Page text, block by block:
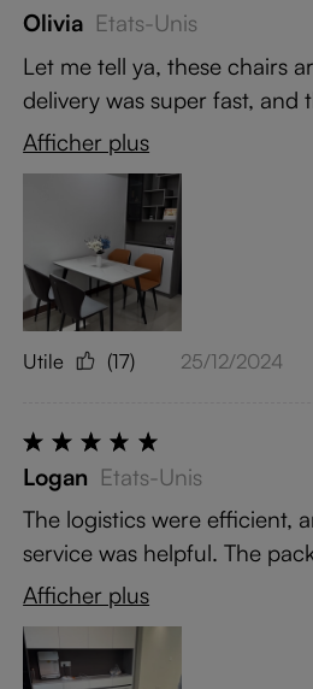
Olivia Etats-Unis
Let me tell ya, these chairs
delivery was super fast, and
Afficher plus
Utile (17) 25/12/2024
Logan Etats-Unis
The logistics were efficient,
service was helpful. The
Afficher plus